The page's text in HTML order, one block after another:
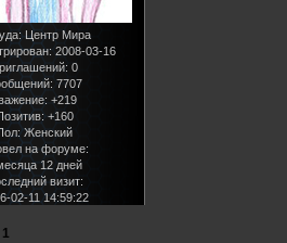
Центр Мира
: 2008-03-16
0
7707
+219
+160
Женский
на форуме:
12 дней
визит:
02-11 14:59:22
1